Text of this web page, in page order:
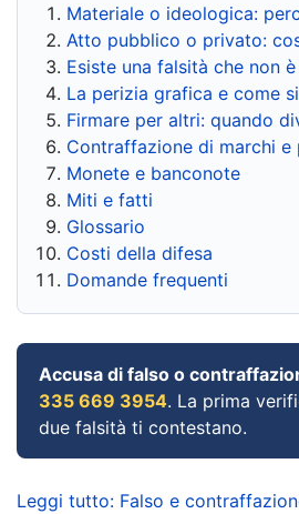
Materiale o ideologica:
Atto pubblico o privato:
Esiste una falsità che non
La perizia grafica e come
Firmare per altri: quando
Contraffazione di marchi
Monete e banconote
Miti e fatti
Glossario
Costi della difesa
Domande frequenti
Accusa di falso o
335 669 3954. La prima
due falsità ti contestano.
Leggi tutto: Falso e